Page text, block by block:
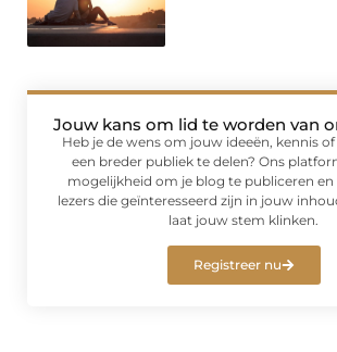
Jouw kans om lid te worden van
Heb je de wens om jouw ideeën, kennis
een breder publiek te delen? Ons
mogelijkheid om je blog te publiceren
lezers die geïnteresseerd zijn in jouw
laat jouw stem klinken.
Registreer nu